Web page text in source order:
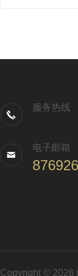
服务热线
电子邮箱
Copyright © 2026